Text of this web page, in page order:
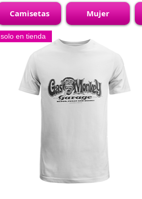
solo en tienda
Camisetas Mujer